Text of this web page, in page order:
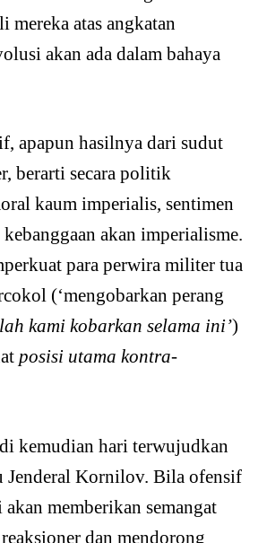
mereka atas angkatan
akan ada dalam bahaya
apapun hasilnya dari sudut
berarti secara politik
kaum imperialis, sentimen
akan imperialisme.
para perwira militer tua
(‘mengobarkan perang
kami kobarkan selama ini’)
posisi utama kontra-
kemudian hari terwujudkan
Jenderal Kornilov. Bila ofensif
memberikan semangat
dan mendorong